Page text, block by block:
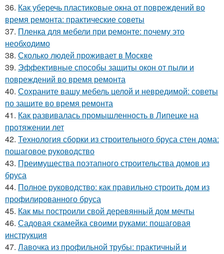
36. Как уберечь пластиковые окна от повреждений во
время ремонта: практические советы
37. Пленка для мебели при ремонте: почему это
необходимо
38. Сколько людей проживает в Москве
39. Эффективные способы защиты окон от пыли и
повреждений во время ремонта
40. Сохраните вашу мебель целой и невредимой: советы
по защите во время ремонта
41. Как развивалась промышленность в Липецке на
протяжении лет
42. Технология сборки из строительного бруса стен дома:
пошаговое руководство
43. Преимущества поэтапного строительства домов из
бруса
44. Полное руководство: как правильно строить дом из
профилированного бруса
45. Как мы построили свой деревянный дом мечты
46. Садовая скамейка своими руками: пошаговая
инструкция
47. Лавочка из профильной трубы: практичный и